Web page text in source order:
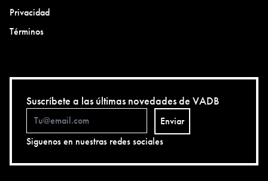
Privacidad
Términos
Suscríbete a las últimas novedades de VADB
Enviar
Siguenos en nuestras redes sociales